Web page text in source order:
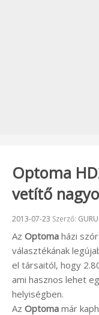
Optoma
vetítő
Beküldve:
2013-07-23 Szerző: GURU
Az Optoma házi
választékának
el társaitól, hogy
ami hasznos lehet
helyiségben.
Az Optoma már